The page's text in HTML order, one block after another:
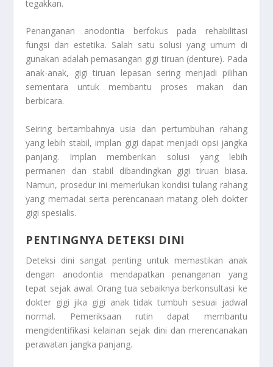
tegakkan.
Penanganan anodontia berfokus pada rehabilitasi
fungsi dan estetika. Salah satu solusi yang umum di
gunakan adalah pemasangan gigi tiruan (denture). Pada
anak-anak, gigi tiruan lepasan sering menjadi pilihan
sementara untuk membantu proses makan dan
berbicara.
Seiring bertambahnya usia dan pertumbuhan rahang
yang lebih stabil, implan gigi dapat menjadi opsi jangka
panjang. Implan memberikan solusi yang lebih
permanen dan stabil dibandingkan gigi tiruan biasa.
Namun, prosedur ini memerlukan kondisi tulang rahang
yang memadai serta perencanaan matang oleh dokter
gigi spesialis.
PENTINGNYA DETEKSI DINI
Deteksi dini sangat penting untuk memastikan anak
dengan anodontia mendapatkan penanganan yang
tepat sejak awal. Orang tua sebaiknya berkonsultasi ke
dokter gigi jika gigi anak tidak tumbuh sesuai jadwal
normal. Pemeriksaan rutin dapat membantu
mengidentifikasi kelainan sejak dini dan merencanakan
perawatan jangka panjang.